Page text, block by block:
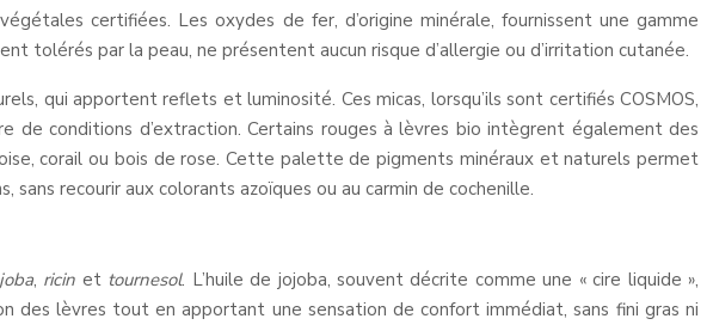
certifiées. Les oxydes de fer, d’origine minérale, fournissent une gamme
tolérés par la peau, ne présentent aucun risque d’allergie ou d’irritation cutanée.
qui apportent reflets et luminosité. Ces micas, lorsqu’ils sont certifiés COSMOS,
conditions d’extraction. Certains rouges à lèvres bio intègrent également des
corail ou bois de rose. Cette palette de pigments minéraux et naturels permet
sans recourir aux colorants azoïques ou au carmin de cochenille.
, ricin et tournesol. L’huile de jojoba, souvent décrite comme une « cire liquide »,
des lèvres tout en apportant une sensation de confort immédiat, sans fini gras ni